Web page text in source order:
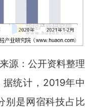
源：公开资料整理
统计，2019年中
别是网宿科技占比